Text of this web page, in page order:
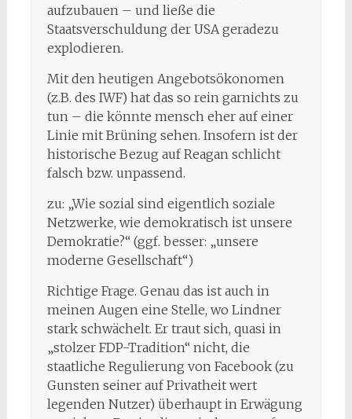
aufzubauen – und ließe die
Staatsverschuldung der USA geradezu
explodieren.
Mit den heutigen Angebotsökonomen
(z.B. des IWF) hat das so rein garnichts zu
tun – die könnte mensch eher auf einer
Linie mit Brüning sehen. Insofern ist der
historische Bezug auf Reagan schlicht
falsch bzw. unpassend.
zu: „Wie sozial sind eigentlich soziale
Netzwerke, wie demokratisch ist unsere
Demokratie?“ (ggf. besser: „unsere
moderne Gesellschaft“)
Richtige Frage. Genau das ist auch in
meinen Augen eine Stelle, wo Lindner
stark schwächelt. Er traut sich, quasi in
„stolzer FDP-Tradition“ nicht, die
staatliche Regulierung von Facebook (zu
Gunsten seiner auf Privatheit wert
legenden Nutzer) überhaupt in Erwägung